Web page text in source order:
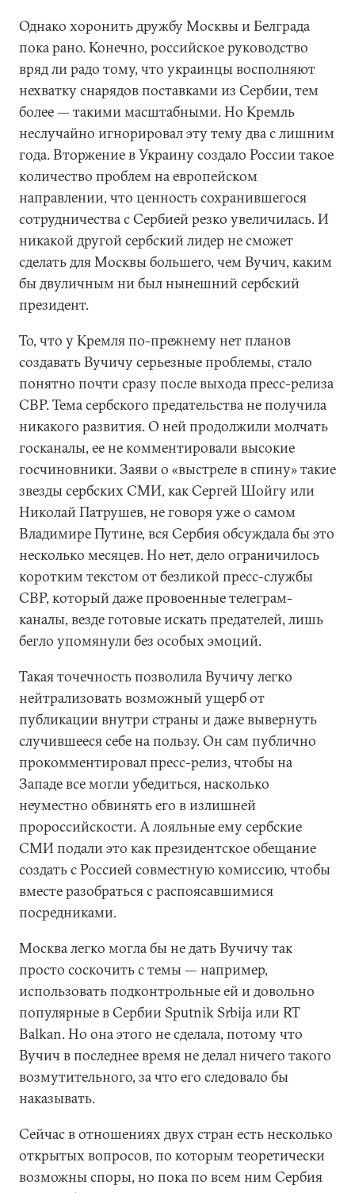
Однако хоронить дружбу Москвы и Белграда
пока рано. Конечно, российское руководство
вряд ли радо тому, что украинцы восполняют
нехватку снарядов поставками из Сербии, тем
более — такими масштабными. Но Кремль
неслучайно игнорировал эту тему два с лишним
года. Вторжение в Украину создало России такое
количество проблем на европейском
направлении, что ценность сохранившегося
сотрудничества с Сербией резко увеличилась. И
никакой другой сербский лидер не сможет
сделать для Москвы большего, чем Вучич, каким
бы двуличным ни был нынешний сербский
президент.
То, что у Кремля по-прежнему нет планов
создавать Вучичу серьезные проблемы, стало
понятно почти сразу после выхода пресс-релиза
СВР. Тема сербского предательства не получила
никакого развития. О ней продолжили молчать
госканалы, ее не комментировали высокие
госчиновники. Заяви о «выстреле в спину» такие
звезды сербских СМИ, как Сергей Шойгу или
Николай Патрушев, не говоря уже о самом
Владимире Путине, вся Сербия обсуждала бы это
несколько месяцев. Но нет, дело ограничилось
коротким текстом от безликой пресс-службы
СВР, который даже провоенные телеграм-
каналы, везде готовые искать предателей, лишь
бегло упомянули без особых эмоций.
Такая точечность позволила Вучичу легко
нейтрализовать возможный ущерб от
публикации внутри страны и даже вывернуть
случившееся себе на пользу. Он сам публично
прокомментировал пресс-релиз, чтобы на
Западе все могли убедиться, насколько
неуместно обвинять его в излишней
пророссийскости. А лояльные ему сербские
СМИ подали это как президентское обещание
создать с Россией совместную комиссию, чтобы
вместе разобраться с распоясавшимися
посредниками.
Москва легко могла бы не дать Вучичу так
просто соскочить с темы — например,
использовать подконтрольные ей и довольно
популярные в Сербии Sputnik Srbija или RT
Balkan. Но она этого не сделала, потому что
Вучич в последнее время не делал ничего такого
возмутительного, за что его следовало бы
наказывать.
Сейчас в отношениях двух стран есть несколько
открытых вопросов, по которым теоретически
возможны споры, но пока по всем ним Сербия